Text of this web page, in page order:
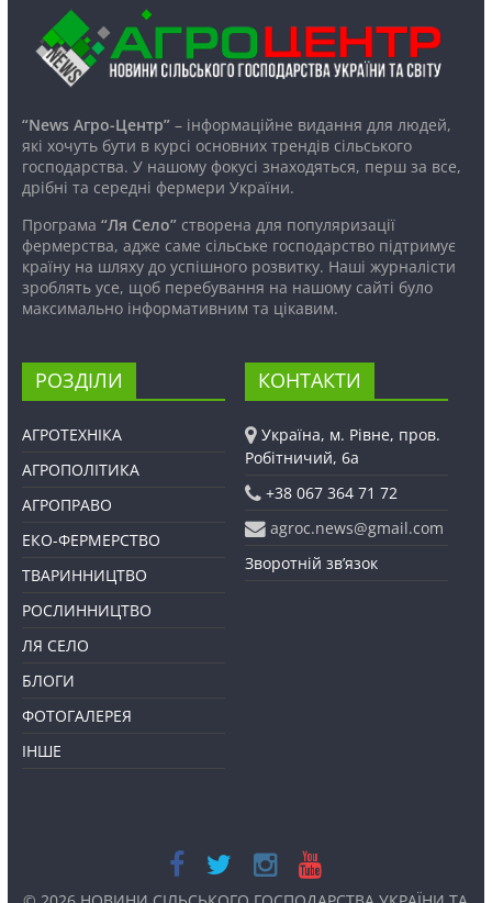
“News Агро-Центр”– інформаційне видання для людей,
які хочуть бути в курсі основних трендів сільського
господарства. У нашому фокусі знаходяться, перш за все,
дрібні та середні фермери України.
Програма “Ля Село”створена для популяризації
фермерства, адже саме сільське господарство підтримує
країну на шляху до успішного розвитку. Наші журналісти
зроблять усе, щоб перебування на нашому сайті було
максимально інформативним та цікавим.
РОЗДІЛИ
АГРОТЕХНІКА
АГРОПОЛІТИКА
АГРОПРАВО
ЕКО-ФЕРМЕРСТВО
ТВАРИННИЦТВО
РОСЛИННИЦТВО
ЛЯ СЕЛО
БЛОГИ
ФОТОГАЛЕРЕЯ
ІНШЕ
КОНТАКТИ
Україна, м. Рівне, пров.
Робітничий, 6а
+38 067 364 71 72
agroc.news@gmail.com
Зворотній зв’язок